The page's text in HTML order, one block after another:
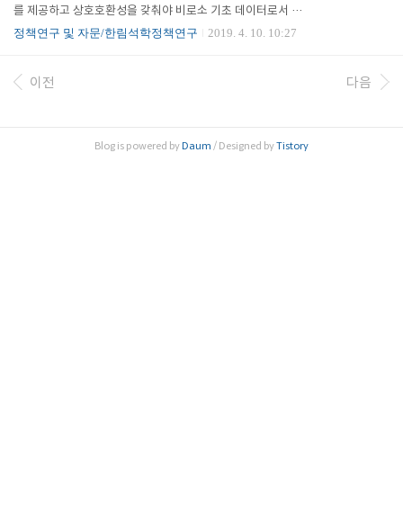
를 제공하고 상호호환성을 갖춰야 비로소 기초 데이터로서 자
격을 갖추기 때문에 표준화 작업은 무엇보다 중요하다. 한림원
정책적 지원이 필요 의료기관에서 수집되는 비정형 데이터가
환자의 예후 등에 직결되는 중요한 정보 임에도 소요되는 비용
가장 빠른 속도로 100세 넘게 장수하는 ‘호모 헌드레드(Hom
정책연구 및 자문/한림석학정책연구 2019. 4. 10. 10:27
이전 다음
Blog is powered byDaum / Designed byTistory